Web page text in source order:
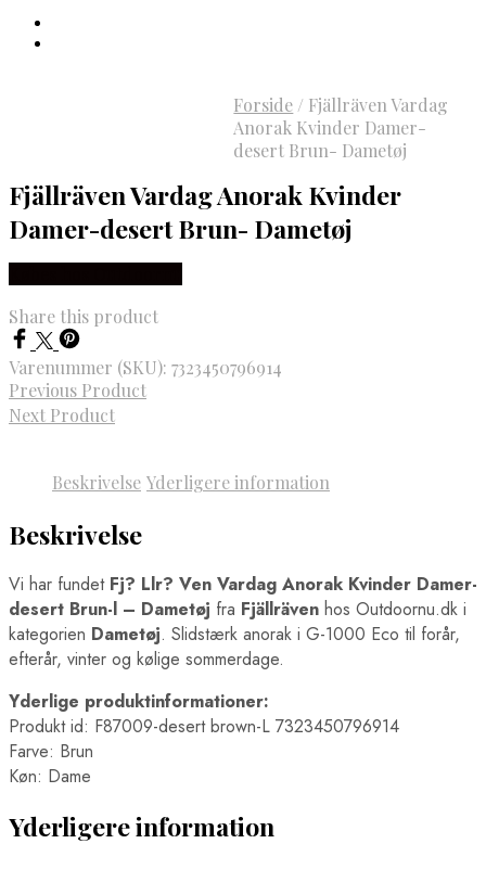
Forside / Fjällräven Vardag
Anorak Kvinder Damer-
desert Brun- Dametøj
Fjällräven Vardag Anorak Kvinder
Damer-desert Brun- Dametøj
Share this product
Varenummer (SKU): 7323450796914
Previous Product
Next Product
Beskrivelse Yderligere information
Beskrivelse
Vi har fundet Fj? Llr? Ven Vardag Anorak Kvinder Damer-
desert Brun-l – Dametøj fra Fjällräven hos Outdoornu.dk i
kategorien Dametøj. Slidstærk anorak i G-1000 Eco til forår,
efterår, vinter og kølige sommerdage.
Yderlige produktinformationer:
Produkt id: F87009-desert brown-L 7323450796914
Farve: Brun
Køn: Dame
Yderligere information